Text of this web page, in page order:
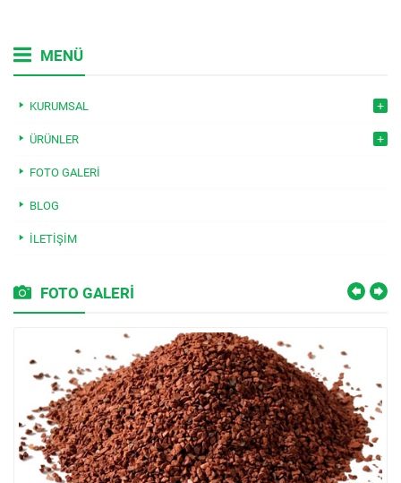
MENÜ
KURUMSAL
ÜRÜNLER
FOTO GALERI
BLOG
İLETIŞIM
FOTO GALERİ